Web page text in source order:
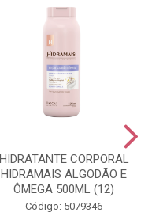
HIDRATANTE CORPORAL
HIDRAMAIS ALGODÃO E
ÔMEGA 500ML (12)
Código: 5079346